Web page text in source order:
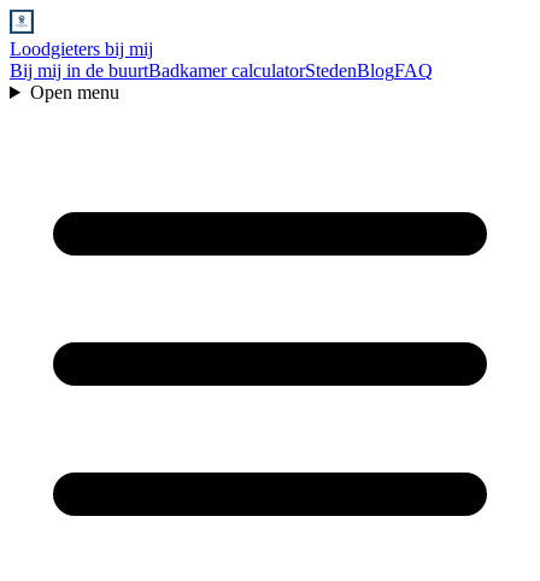
Loodgieters bij mij
Bij mij in de buurtBadkamer calculatorStedenBlogFAQ
Open menu